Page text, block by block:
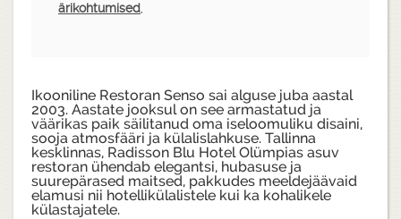
ärikohtumised,
Ikooniline Restoran Senso sai alguse juba aastal
2003. Aastate jooksul on see armastatud ja
väärikas paik säilitanud oma iseloomuliku disaini,
sooja atmosfääri ja külalislahkuse. Tallinna
kesklinnas, Radisson Blu Hotel Olümpias asuv
restoran ühendab elegantsi, hubasuse ja
suurepärased maitsed, pakkudes meeldejäävaid
elamusi nii hotellikülalistele kui ka kohalikele
külastajatele.